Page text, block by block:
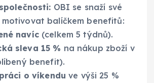
OBI se snaží své
motivovat balíčkem benefitů:
navíc(celkem 5 týdnů).
sleva 15 % na nákup zboží v
benefit).
o víkendu ve výši 25 %